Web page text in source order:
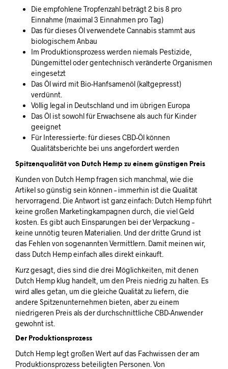
Die empfohlene Tropfenzahl beträgt 2 bis 8 pro
Einnahme (maximal 3 Einnahmen pro Tag)
Das für dieses Öl verwendete Cannabis stammt aus
biologischem Anbau
Im Produktionsprozess werden niemals Pestizide,
Düngemittel oder gentechnisch veränderte Organismen
eingesetzt
Das Öl wird mit Bio-Hanfsamenöl (kaltgepresst)
verdünnt.
Völlig legal in Deutschland und im übrigen Europa
Das Öl ist sowohl für Erwachsene als auch für Kinder
geeignet
Für Interessierte: für dieses CBD-Öl können
Qualitätsberichte bei uns angefordert werden
Spitzenqualität von Dutch Hemp zu einem günstigen Preis
Kunden von Dutch Hemp fragen sich manchmal, wie die
Artikel so günstig sein können – immerhin ist die Qualität
hervorragend. Die Antwort ist ganz einfach: Dutch Hemp führt
keine großen Marketingkampagnen durch, die viel Geld
kosten. Es gibt auch Einsparungen bei der Verpackung –
keine unnötig teuren Materialien. Und der dritte Grund ist
das Fehlen von sogenannten Vermittlern. Damit meinen wir,
dass Dutch Hemp einfach alles direkt einkauft.
Kurz gesagt, dies sind die drei Möglichkeiten, mit denen
Dutch Hemp klug handelt, um den Preis niedrig zu halten. Es
wird alles getan, um die gleiche Qualität zu liefern, die
andere Spitzenunternehmen bieten, aber zu einem
niedrigeren Preis als der durchschnittliche CBD-Anwender
gewohnt ist.
Der Produktionsprozess
Dutch Hemp legt großen Wert auf das Fachwissen der am
Produktionsprozess beteiligten Personen. Von